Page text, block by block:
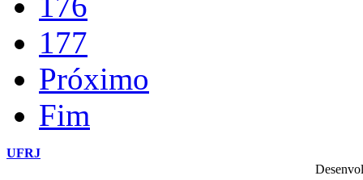
177
Próximo
Fim
UFRJ